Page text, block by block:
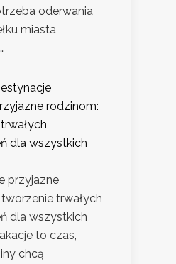
oderwania
miasta
rodzinom:
dla wszystkich
przyjazne
trwałych
dla wszystkich
to czas,
chcą